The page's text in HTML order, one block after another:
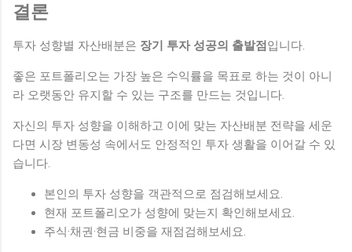
결론
투자 성향별 자산배분은 장기 투자 성공의 출발점 입니다.
좋은 포트폴리오는 가장 높은 수익률을 목표로 하는 것이 아니
라 오랫동안 유지할 수 있는 구조를 만드는 것입니다.
자신의 투자 성향을 이해하고 이에 맞는 자산배분 전략을 세운
다면 시장 변동성 속에서도 안정적인 투자 생활을 이어갈 수 있
습니다.
본인의 투자 성향을 객관적으로 점검해보세요.
현재 포트폴리오가 성향에 맞는지 확인해보세요.
주식·채권·현금 비중을 재점검해보세요.